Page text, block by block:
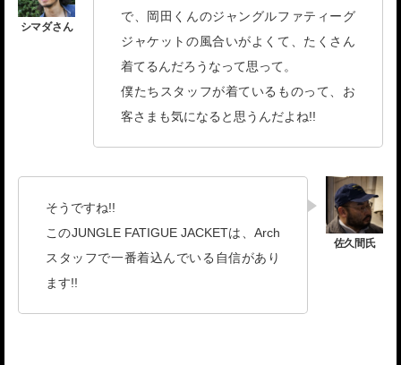
で、岡田くんのジャングルファティーグ
ジャケットの風合いがよくて、たくさん
着てるんだろうなって思って。
僕たちスタッフが着ているものって、お
客さまも気になると思うんだよね!!
そうですね!!
このJUNGLE FATIGUE JACKETは、Arch
スタッフで一番着込んでいる自信があり
ます!!